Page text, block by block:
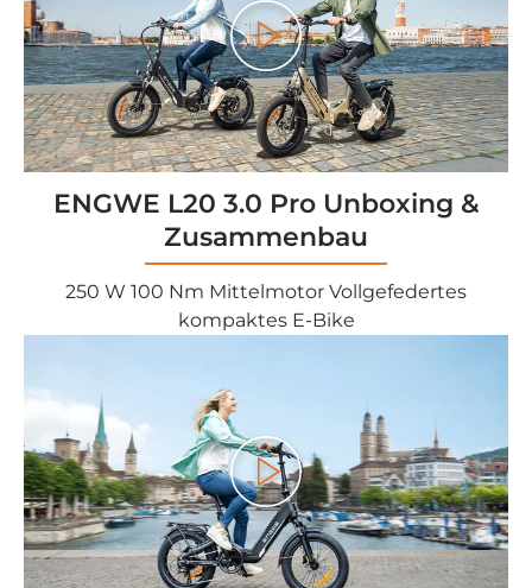
Play
ENGWE L20 3.0 Pro Unboxing &
Zusammenbau
250 W 100 Nm Mittelmotor Vollgefedertes
kompaktes E-Bike
Play